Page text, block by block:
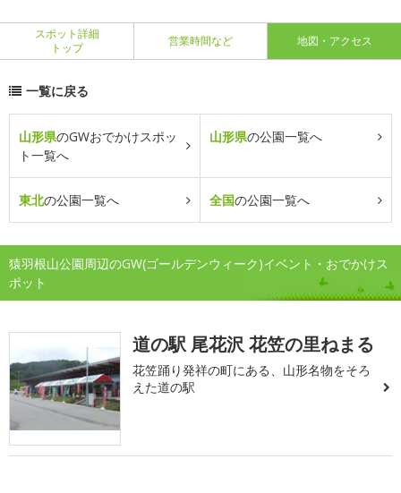
スポット詳細
トップ
営業時間など 地図・アクセス
一覧に戻る
山形県のGWおでかけスポッ
ト一覧へ
山形県の公園一覧へ
東北の公園一覧へ 全国の公園一覧へ
猿羽根山公園周辺のGW(ゴールデンウィーク)イベント・おでかけス
ポット
道の駅 尾花沢 花笠の里ねまる
花笠踊り発祥の町にある、山形名物をそろ
えた道の駅